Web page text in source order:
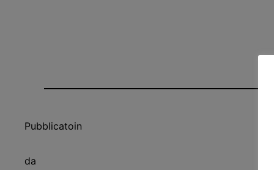
Pubblicatoin
da